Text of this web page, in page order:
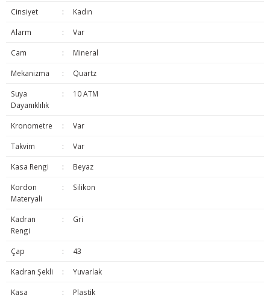
Cinsiyet : Kadın
Alarm : Var
Cam : Mineral
Mekanizma : Quartz
Suya
Dayanıklılık
: 10 ATM
Kronometre : Var
Takvim : Var
Kasa Rengi : Beyaz
Kordon
Materyali
: Silikon
Kadran
Rengi
: Gri
Çap : 43
Kadran Şekli : Yuvarlak
Kasa
: Plastik